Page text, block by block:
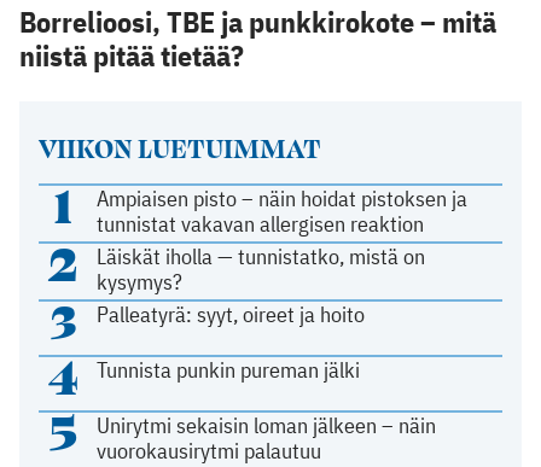
VIIKON LUETUIMMAT
1
Ampiaisen pisto – näin hoidat pistoksen ja
tunnistat vakavan allergisen reaktion
2
Läiskät iholla — tunnistatko, mistä on
kysymys?
3 Palleatyrä: syyt, oireet ja hoito
4 Tunnista punkin pureman jälki
5
Unirytmi sekaisin loman jälkeen – näin
vuorokausirytmi palautuu
Borrelioosi, TBE ja punkkirokote – mitä
niistä pitää tietää?